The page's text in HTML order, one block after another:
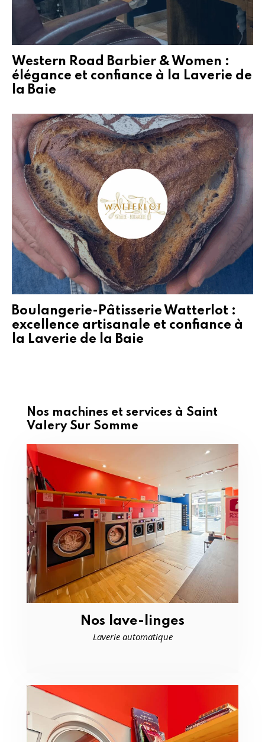
Western Road Barbier & Women :
élégance et confiance à la Laverie de
la Baie
Boulangerie-Pâtisserie Watterlot :
excellence artisanale et confiance à
la Laverie de la Baie
Nos machines et services à Saint
Valery Sur Somme
Nos lave-linges
Laverie automatique